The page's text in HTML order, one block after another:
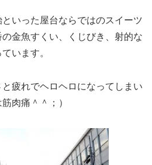
いった屋台ならではのスイーツ
の金魚すくい、くじびき、射的な
います。
疲れでヘロヘロになってしまい
肉痛＾＾；）